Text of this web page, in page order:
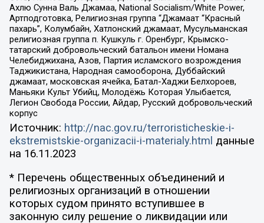
Ахлю Сунна Валь Джамаа, National Socialism/White Power,
Артподготовка, Религиозная группа “Джамаат “Красный
пахарь”, Колумбайн, Хатлонский джамаат, Мусульманская
религиозная группа п. Кушкуль г. Оренбург, Крымско-
татарский добровольческий батальон имени Номана
Челебиджихана, Азов, Партия исламского возрождения
Таджикистана, Народная самооборона, Дуббайский
джамаат, московская ячейка, Батал-Хаджи Белхороев,
Маньяки Культ Убийц, Молодёжь Которая Улыбается,
Легион Свобода России, Айдар, Русский добровольческий
корпус
Источник: http://nac.gov.ru/terroristicheskie-i-
ekstremistskie-organizacii-i-materialy.html данные
на 16.11.2023
* Перечень общественных объединений и
религиозных организаций в отношении
которых судом принято вступившее в
законную силу решение о ликвидации или